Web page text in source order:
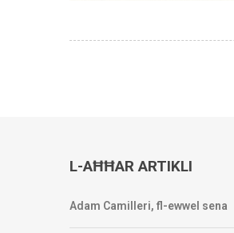
L-AĦĦAR ARTIKLI
Adam Camilleri, fl-ewwel sena